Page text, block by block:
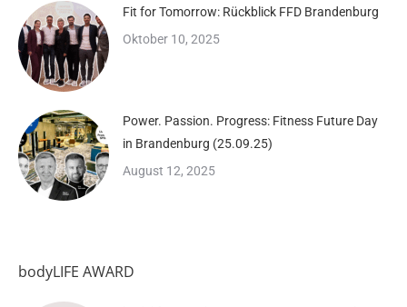
Fit for Tomorrow: Rückblick FFD Brandenburg
Oktober 10, 2025
Power. Passion. Progress: Fitness Future Day
in Brandenburg (25.09.25)
August 12, 2025
bodyLIFE AWARD